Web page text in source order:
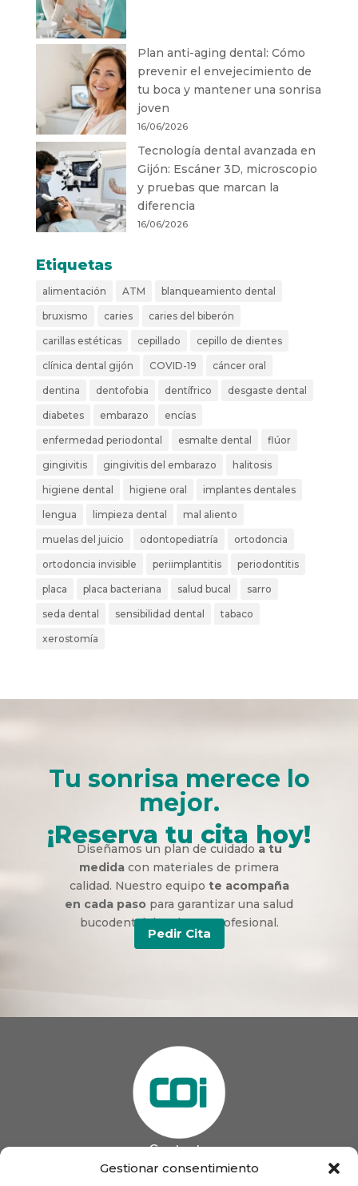
Gestionar consentimiento
Plan anti-aging dental: Cómo
prevenir el envejecimiento de
tu boca y mantener una sonrisa
joven
16/06/2026
Tecnología dental avanzada en
Gijón: Escáner 3D, microscopio
y pruebas que marcan la
diferencia
16/06/2026
Etiquetas
alimentación ATM blanqueamiento dental
bruxismo caries caries del biberón
carillas estéticas cepillado cepillo de dientes
clínica dental gijón COVID-19 cáncer oral
dentina dentofobia dentífrico desgaste dental
diabetes embarazo encías
enfermedad periodontal esmalte dental flúor
gingivitis gingivitis del embarazo halitosis
higiene dental higiene oral implantes dentales
lengua limpieza dental mal aliento
muelas del juicio odontopediatría ortodoncia
ortodoncia invisible periimplantitis periodontitis
placa placa bacteriana salud bucal sarro
seda dental sensibilidad dental tabaco
xerostomía
Tu sonrisa merece lo
mejor.
¡Reserva tu cita hoy!
Diseñamos un plan de cuidado a tu
medida con materiales de primera
calidad. Nuestro equipo te acompaña
en cada paso para garantizar una salud
bucodental duradera y profesional.
Pedir Cita
Contacto